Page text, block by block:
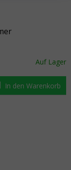
Auf Lager
In den Warenkorb